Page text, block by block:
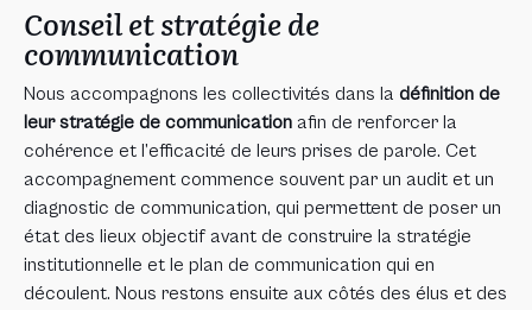
Conseil et stratégie de
communication
Nous accompagnons les collectivités dans la définition de
leur stratégie de communicationafin de renforcer la
cohérence et l’efficacité de leurs prises de parole. Cet
accompagnement commence souvent par un audit et un
diagnostic de communication, qui permettent de poser un
état des lieux objectif avant de construire la stratégie
institutionnelle et le plan de communication qui en
découlent. Nous restons ensuite aux côtés des élus et des